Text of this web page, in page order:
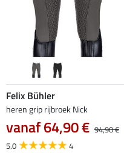
Felix Bühler
heren grip rijbroek Nick
vanaf 64,90 € 94,90 €
5.0
4